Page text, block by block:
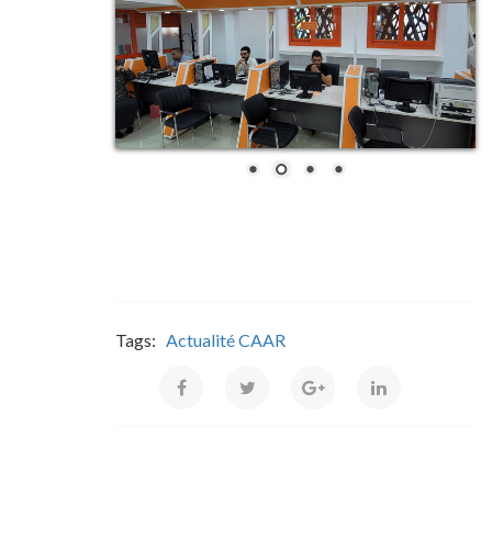
Tags: Actualité CAAR